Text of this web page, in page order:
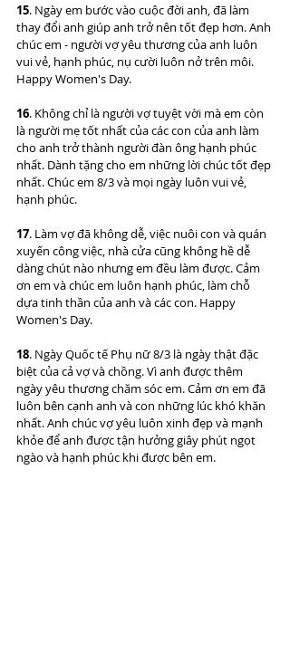
15. Ngày em bước vào cuộc đời anh, đã làm
thay đổi anh giúp anh trở nên tốt đẹp hơn. Anh
chúc em - người vợ yêu thương của anh luôn
vui vẻ, hạnh phúc, nụ cười luôn nở trên môi.
Happy Women's Day.
16. Không chỉ là người vợ tuyệt vời mà em còn
là người mẹ tốt nhất của các con của anh làm
cho anh trở thành người đàn ông hạnh phúc
nhất. Dành tặng cho em những lời chúc tốt đẹp
nhất. Chúc em 8/3 và mọi ngày luôn vui vẻ,
hạnh phúc.
17. Làm vợ đã không dễ, việc nuôi con và quán
xuyến công việc, nhà cửa cũng không hề dễ
dàng chút nào nhưng em đều làm được. Cảm
ơn em và chúc em luôn hạnh phúc, làm chỗ
dựa tinh thần của anh và các con. Happy
Women's Day.
18. Ngày Quốc tế Phụ nữ 8/3 là ngày thật đặc
biệt của cả vợ và chồng. Vì anh được thêm
ngày yêu thương chăm sóc em. Cảm ơn em đã
luôn bên cạnh anh và con những lúc khó khăn
nhất. Anh chúc vợ yêu luôn xinh đẹp và mạnh
khỏe để anh được tận hưởng giây phút ngọt
ngào và hạnh phúc khi được bên em.